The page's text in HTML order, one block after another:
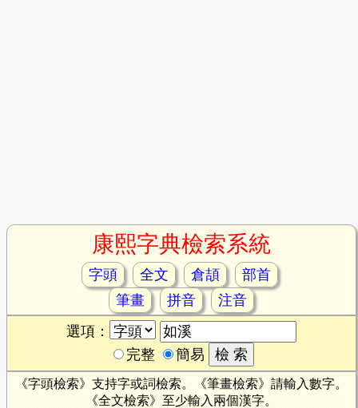
康熙字典檢索系統
字頭 全文 倉頡
部首
筆畫
拼音
注音
選項：
完整
簡易
《字頭檢索》支持字或詞檢索。《筆畫檢索》請輸入數字。
《全文檢索》至少輸入兩個漢字。